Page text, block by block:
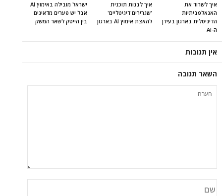
ישראל מובילה באימוץ AI
אבל יש פערים מדאיגים
בין הייטק לשאר המשק
איך לבנות תוכנית
'שגרירים דיגיטליים'
להאצת אימוץ AI בארגון
איך לשרוד את
האנאלפביתיוּת
הדיגיטלית בארגון בעידן
ה-AI
אין תגובות
השאר תגובה